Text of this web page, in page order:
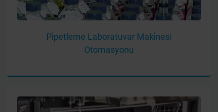
Pi̇petleme Laboratuvar Maki̇nesi
Otomasyonu